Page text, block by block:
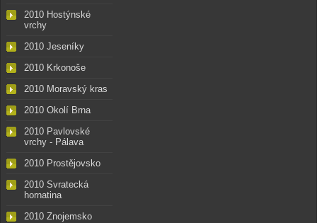
2010 Hostýnské
vrchy
2010 Jeseníky
2010 Krkonoše
2010 Moravský kras
2010 Okolí Brna
2010 Pavlovské
vrchy - Pálava
2010 Prostějovsko
2010 Svratecká
hornatina
2010 Znojemsko